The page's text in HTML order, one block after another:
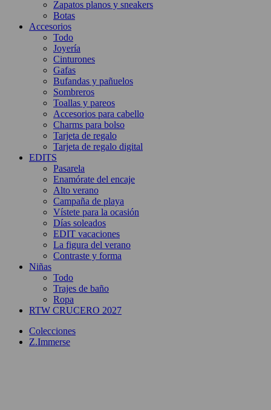
Zapatos planos y sneakers
Botas
Accesorios
Todo
Joyería
Cinturones
Gafas
Bufandas y pañuelos
Sombreros
Toallas y pareos
Accesorios para cabello
Charms para bolso
Tarjeta de regalo
Tarjeta de regalo digital
EDITS
Pasarela
Enamórate del encaje
Alto verano
Campaña de playa
Vístete para la ocasión
Días soleados
EDIT vacaciones
La figura del verano
Contraste y forma
Niñas
Todo
Trajes de baño
Ropa
RTW CRUCERO 2027
Colecciones
Z.Immerse